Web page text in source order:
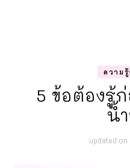
ความ
5 ข้อต้องรู้
น้
updated on